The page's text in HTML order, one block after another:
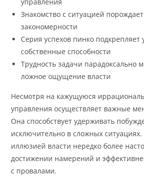
Знакомство с ситуацией
закономерности
Серия успехов пинко подкрепляет
собственные способности
Трудность задачи парадоксально
ложное ощущение власти
Несмотря на кажущуюся
управления осуществляет важные
Она способствует удерживать
исключительно в сложных
иллюзией власти нередко более
достижении намерений и
с провалами.